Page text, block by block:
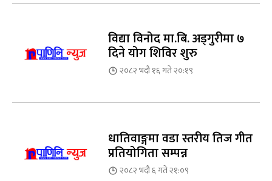
विद्या विनोद मा.बि. अड्गुरीमा ७
दिने योग शिविर शुरु
२०८२ भदौ १६ गते २०:१९
धातिवाङ्गमा वडा स्तरीय तिज गीत
प्रतियोगिता सम्पन्न
२०८२ भदौ ६ गते २१:०९